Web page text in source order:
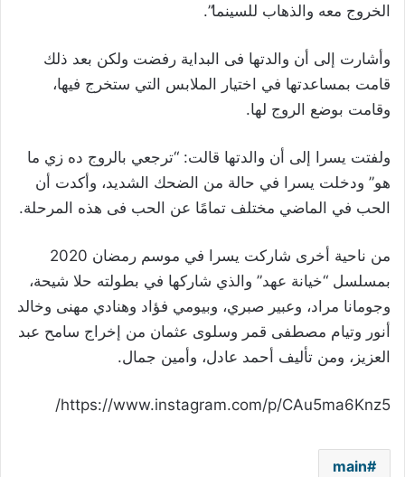
الخروج معه والذهاب للسينما”.
وأشارت إلى أن والدتها فى البداية رفضت ولكن بعد ذلك
قامت بمساعدتها في اختيار الملابس التي ستخرج فيها،
وقامت بوضع الروج لها.
ولفتت يسرا إلى أن والدتها قالت: “ترجعي بالروج ده زي ما
هو” ودخلت يسرا في حالة من الضحك الشديد، وأكدت أن
الحب في الماضي مختلف تمامًا عن الحب فى هذه المرحلة.
من ناحية أخرى شاركت يسرا في موسم رمضان 2020
بمسلسل “خيانة عهد” والذي شاركها في بطولته حلا شيحة،
وجومانا مراد، وعبير صبري، وبيومي فؤاد وهنادي مهنى وخالد
أنور وتيام ‏مصطفى قمر وسلوى عثمان من إخراج سامح عبد
‏العزيز، ومن تأليف أحمد عادل، وأمين جمال‎.
https://www.instagram.com/p/CAu5ma6Knz5/
main